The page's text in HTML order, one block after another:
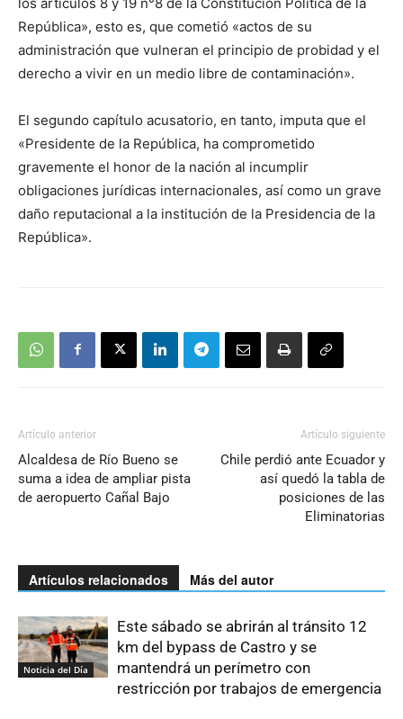
República», esto es, que cometió «actos de su
administración que vulneran el principio de probidad y el
derecho a vivir en un medio libre de contaminación».
El segundo capítulo acusatorio, en tanto, imputa que el
«Presidente de la República, ha comprometido
gravemente el honor de la nación al incumplir
obligaciones jurídicas internacionales, así como un grave
daño reputacional a la institución de la Presidencia de la
República».
Artículo anterior
Alcaldesa de Río Bueno se
suma a idea de ampliar pista
de aeropuerto Cañal Bajo
Artículo siguiente
Chile perdió ante Ecuador y
así quedó la tabla de
posiciones de las
Eliminatorias
Artículos relacionados Más del autor
Noticia del Día
Este sábado se abrirán al tránsito 12
km del bypass de Castro y se
mantendrá un perímetro con
restricción por trabajos de emergencia